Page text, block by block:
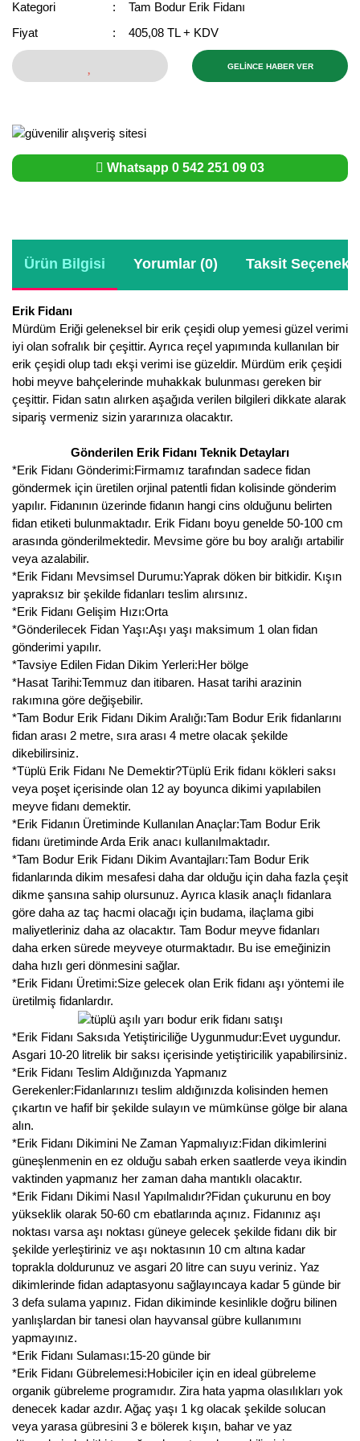
Kategori
Tam Bodur Erik Fidanı
Fiyat
405,08 TL + KDV
GELİNCE HABER VER
Whatsapp 0 542 251 09 03
Ürün Bilgisi Yorumlar (0) Taksit
Erik Fidanı
Mürdüm Eriği geleneksel bir erik çeşidi olup yemesi güzel verimi
iyi olan sofralık bir çeşittir. Ayrıca reçel yapımında kullanılan bir
erik çeşidi olup tadı ekşi verimi ise güzeldir. Mürdüm erik çeşidi
hobi meyve bahçelerinde muhakkak bulunması gereken bir
çeşittir. Fidan satın alırken aşağıda verilen bilgileri dikkate alarak
sipariş vermeniz sizin yararınıza olacaktır.
Gönderilen Erik Fidanı Teknik Detayları
*Erik Fidanı Gönderimi:Firmamız tarafından sadece fidan
göndermek için üretilen orjinal patentli fidan kolisinde gönderim
yapılır. Fidanının üzerinde fidanın hangi cins olduğunu belirten
fidan etiketi bulunmaktadır. Erik Fidanı boyu genelde 50-100 cm
arasında gönderilmektedir. Mevsime göre bu boy aralığı artabilir
veya azalabilir.
*Erik Fidanı Mevsimsel Durumu:Yaprak döken bir bitkidir. Kışın
yapraksız bir şekilde fidanları teslim alırsınız.
*Erik Fidanı Gelişim Hızı:Orta
*Gönderilecek Fidan Yaşı:Aşı yaşı maksimum 1 olan fidan
gönderimi yapılır.
*Tavsiye Edilen Fidan Dikim Yerleri:Her bölge
*Hasat Tarihi:Temmuz dan itibaren. Hasat tarihi arazinin
rakımına göre değişebilir.
*Tam Bodur Erik Fidanı Dikim Aralığı:Tam Bodur Erik fidanlarını
fidan arası 2 metre, sıra arası 4 metre olacak şekilde
dikebilirsiniz.
*Tüplü Erik Fidanı Ne Demektir?Tüplü Erik fidanı kökleri saksı
veya poşet içerisinde olan 12 ay boyunca dikimi yapılabilen
meyve fidanı demektir.
*Erik Fidanın Üretiminde Kullanılan Anaçlar:Tam Bodur Erik
fidanı üretiminde Arda Erik anacı kullanılmaktadır.
*Tam Bodur Erik Fidanı Dikim Avantajları:Tam Bodur Erik
fidanlarında dikim mesafesi daha dar olduğu için daha fazla çeşit
dikme şansına sahip olursunuz. Ayrıca klasik anaçlı fidanlara
göre daha az taç hacmi olacağı için budama, ilaçlama gibi
maliyetleriniz daha az olacaktır. Tam Bodur meyve fidanları
daha erken sürede meyveye oturmaktadır. Bu ise emeğinizin
daha hızlı geri dönmesini sağlar.
*Erik Fidanı Üretimi:Size gelecek olan Erik fidanı aşı yöntemi ile
üretilmiş fidanlardır.
*Erik Fidanı Saksıda Yetiştiriciliğe Uygunmudur:Evet uygundur.
Asgari 10-20 litrelik bir saksı içerisinde yetiştiricilik yapabilirsiniz.
*Erik Fidanı Teslim Aldığınızda Yapmanız
Gerekenler:Fidanlarınızı teslim aldığınızda kolisinden hemen
çıkartın ve hafif bir şekilde sulayın ve mümkünse gölge bir alana
alın.
*Erik Fidanı Dikimini Ne Zaman Yapmalıyız:Fidan dikimlerini
güneşlenmenin en ez olduğu sabah erken saatlerde veya ikindin
vaktinden yapmanız her zaman daha mantıklı olacaktır.
*Erik Fidanı Dikimi Nasıl Yapılmalıdır?Fidan çukurunu en boy
yükseklik olarak 50-60 cm ebatlarında açınız. Fidanınız aşı
noktası varsa aşı noktası güneye gelecek şekilde fidanı dik bir
şekilde yerleştiriniz ve aşı noktasının 10 cm altına kadar
toprakla doldurunuz ve asgari 20 litre can suyu veriniz. Yaz
dikimlerinde fidan adaptasyonu sağlayıncaya kadar 5 günde bir
3 defa sulama yapınız. Fidan dikiminde kesinlikle doğru bilinen
yanlışlardan bir tanesi olan hayvansal gübre kullanımını
yapmayınız.
*Erik Fidanı Sulaması:15-20 günde bir
*Erik Fidanı Gübrelemesi:Hobiciler için en ideal gübreleme
organik gübreleme programıdır. Zira hata yapma olasılıkları yok
denecek kadar azdır. Ağaç yaşı 1 kg olacak şekilde solucan
veya yarasa gübresini 3 e bölerek kışın, bahar ve yaz
Bektaşi Üzümü Fidanı
Böğürtlen Fidanı
Ceviz Fidanı
Elma Fidanı
Fidan Anaçları ve Aşı Kalemleri
Fındık Fidanı
Frenk Üzümü Fidanı
Girebolu Fidanı
Goji Berry Fidanı
İncir Fidanı
Kapari Gebre Otu Fidanı
Kayısı Fidanı
Keçiboynuzu Fidanı
Kestane Fidanı
Kivi Fidanı
Kızılcık Fidanı
Kocayemiş Fidanı
Kuşburnu Fidanı
Liçi Fidanı
Longan Fidanı
Malta Eriği Fidanı
Mango Fidanı
Melez Meyveler
Murt Fidanı
Muşmula Fidanı
Muz Fidanı
Nadir Çeşit Meyveler
Nar Fidanı
Narenciye Fidanları
Nektarin Fidanı
Papaya Fidanı
Pepino Fidanı
Pitaya Fidanı
Şeftali Fidanı
Üzüm Fidanı
Vişne Fidanı
Nostaljik Güller
Peyzaj Gülleri
Sarmaşık(Çardak) Gül Fidanları
Ters Lale Soğanı
Yılbaşı Gülü Çiçeği
Zambak Soğanı